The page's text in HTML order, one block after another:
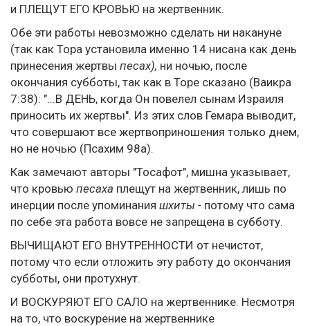
и ПЛЕЩУТ ЕГО КРОВЬЮ на жертвенник.
Обе эти работы невозможно сделать ни накануне
(так как Тора установила именно 14 нисана как день
принесения жертвы песах), ни ночью, после
окончания субботы, так как в Торе сказано (Ваикра
7:38): "...В ДЕНЬ, когда Он повелел сынам Израиля
приносить их жертвы". Из этих слов Гемара выводит,
что совершают все жертвоприношения только днем,
но не ночью (Псахим 98а).
Как замечают авторы "Тосафот", мишна указывает,
что кровью песаха плещут на жертвенник, лишь по
инерции после упоминания шхиты - потому что сама
по себе эта работа вовсе не запрещена в субботу.
ВЫЧИЩАЮТ ЕГО ВНУТРЕННОСТИ от нечистот,
потому что если отложить эту работу до окончания
субботы, они протухнут.
И ВОСКУРЯЮТ ЕГО САЛО на жертвеннике. Несмотря
на то, что воскурение на жертвеннике